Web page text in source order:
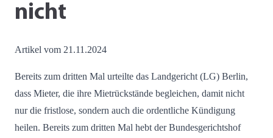
nicht
Artikel vom 21.11.2024
Bereits zum dritten Mal urteilte das Landgericht (LG) Berlin,
dass Mieter, die ihre Mietrückstände begleichen, damit nicht
nur die fristlose, sondern auch die ordentliche Kündigung
heilen. Bereits zum dritten Mal hebt der Bundesgerichtshof